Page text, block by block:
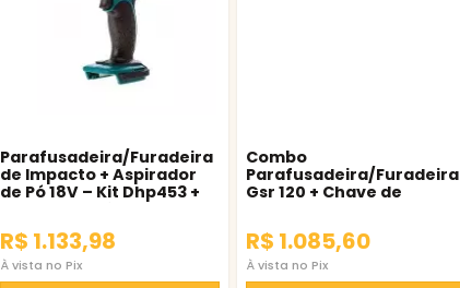
Parafusadeira/Furadeira
de Impacto + Aspirador
de Pó 18V – Kit Dhp453 +
R$ 1.133,98
À vista no Pix
Combo
Parafusadeira/Furadeira
Gsr 120 + Chave de
R$ 1.085,60
À vista no Pix